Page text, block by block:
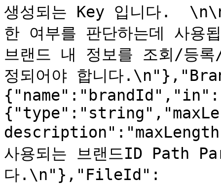
생성되는 Key 입니다.
한 여부를 판단하는데 사용
브랜드 내 정보를 조회/등
정되어야 합니다
사용되는 브랜드ID Path
다.\n"},"FileId":